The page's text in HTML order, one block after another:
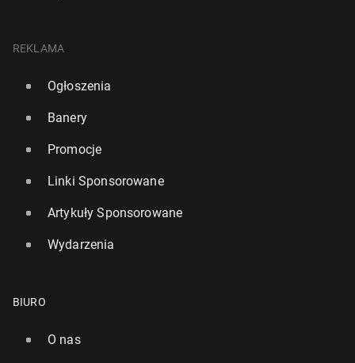
REKLAMA
Ogłoszenia
Banery
Promocje
Linki Sponsorowane
Artykuły Sponsorowane
Wydarzenia
BIURO
O nas